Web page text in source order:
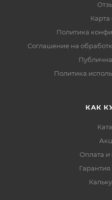
Карта
Политика
Соглашение на
Политика
КАК
Оплата и
Гарантия